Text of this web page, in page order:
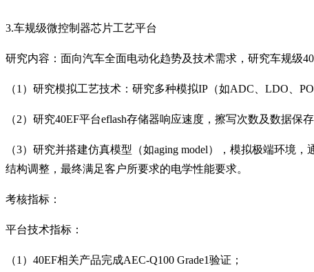
3.车规级微控制器芯片工艺平台
研究内容：面向汽车全面电动化趋势及技术需求，研究车规级
（1 ）研究模拟工艺技术：研究多种模拟IP （如ADC LDO
（2）研究40EF平台eflash存储器响应速度，擦写次数及数据保
（3）研究并搭建仿真模型（如aging model），模拟极端环境，
结构调整，最终满足客户所要求的电学性能要求。
考核指标：
平台技术指标：
（1 ） 40EF相关产品完成AEC-Q100 Grade1验证；